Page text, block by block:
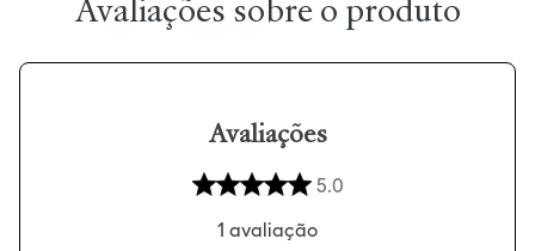
Avaliações
5.0
1 avaliação